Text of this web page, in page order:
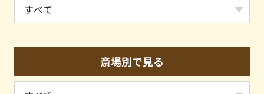
斎場別で見る